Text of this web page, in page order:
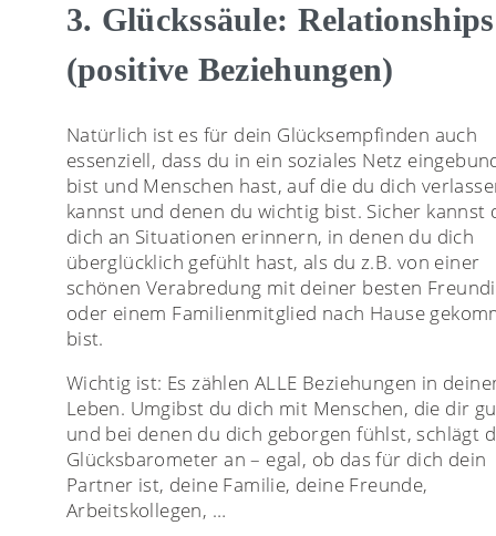
3. Glückssäule: Relationships
(positive Beziehungen)
Natürlich ist es für dein Glücksempfinden auch
essenziell, dass du in ein soziales Netz
bist und Menschen hast, auf die du dich
kannst und denen du wichtig bist. Sicher kannst
dich an Situationen erinnern, in denen du dich
überglücklich gefühlt hast, als du z.B. von einer
schönen Verabredung mit deiner besten
oder einem Familienmitglied nach Hause
bist.
Wichtig ist: Es zählen ALLE Beziehungen in
Leben. Umgibst du dich mit Menschen, die dir
und bei denen du dich geborgen fühlst, schlägt
Glücksbarometer an – egal, ob das für dich dein
Partner ist, deine Familie, deine Freunde,
Arbeitskollegen, …